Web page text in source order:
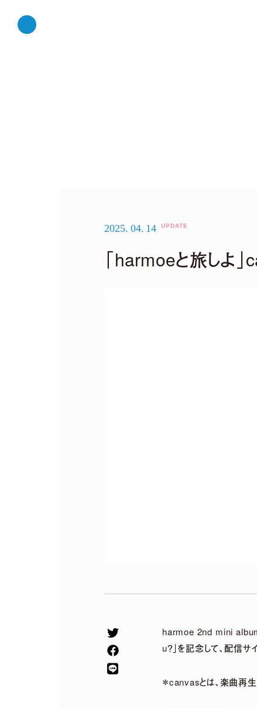
It's a
harmoe Remix EP
M1.「旅しよ！don’t you
M2.「ふたりピノキオ」
2025. 04. 14
「harmoeと旅しよ
harmoe 2nd mini album
u？」を記念して、配信
＊canvasとは、楽曲再